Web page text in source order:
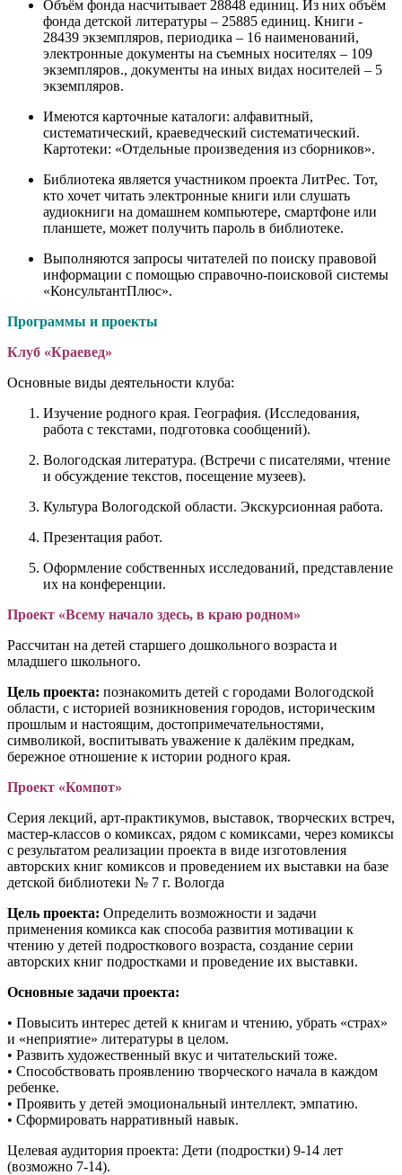
Объём фонда насчитывает 28848 единиц. Из них объём
фонда детской литературы – 25885 единиц. Книги -
28439 экземпляров, периодика – 16 наименований,
электронные документы на съемных носителях – 109
экземпляров., документы на иных видах носителей – 5
экземпляров.
Имеются карточные каталоги: алфавитный,
систематический, краеведческий систематический.
Картотеки: «Отдельные произведения из сборников».
Библиотека является участником проекта ЛитРес. Тот,
кто хочет читать электронные книги или слушать
аудиокниги на домашнем компьютере, смартфоне или
планшете, может получить пароль в библиотеке.
Выполняются запросы читателей по поиску правовой
информации с помощью справочно-поисковой системы
«КонсультантПлюс».
Программы и проекты
Клуб «Краевед»
Основные виды деятельности клуба:
Изучение родного края. География. (Исследования,
работа с текстами, подготовка сообщений).
Вологодская литература. (Встречи с писателями, чтение
и обсуждение текстов, посещение музеев).
Культура Вологодской области. Экскурсионная работа.
Презентация работ.
Оформление собственных исследований, представление
их на конференции.
Проект «Всему начало здесь, в краю родном»
Рассчитан на детей старшего дошкольного возраста и
младшего школьного.
Цель проекта: познакомить детей с городами Вологодской
области, с историей возникновения городов, историческим
прошлым и настоящим, достопримечательностями,
символикой, воспитывать уважение к далёким предкам,
бережное отношение к истории родного края.
Проект «Компот»
Серия лекций, арт-практикумов, выставок, творческих встреч,
мастер-классов о комиксах, рядом с комиксами, через комиксы
с результатом реализации проекта в виде изготовления
авторских книг комиксов и проведением их выставки на базе
детской библиотеки № 7 г. Вологда
Цель проекта: Определить возможности и задачи
применения комикса как способа развития мотивации к
чтению у детей подросткового возраста, создание серии
авторских книг подростками и проведение их выставки.
Основные задачи проекта:
• Повысить интерес детей к книгам и чтению, убрать «страх»
и «неприятие» литературы в целом.
• Развить художественный вкус и читательский тоже.
• Способствовать проявлению творческого начала в каждом
ребенке.
• Проявить у детей эмоциональный интеллект, эмпатию.
• Сформировать нарративный навык.
Целевая аудитория проекта: Дети (подростки) 9-14 лет
(возможно 7-14).